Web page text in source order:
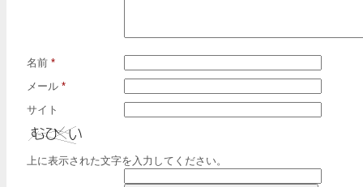
名前 *
メール *
サイト
上に表示された文字を入力してください。